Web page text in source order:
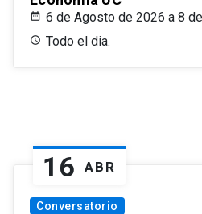
6 de Agosto de 2026 a 8
Todo el dia.
16 ABR
Conversatorio